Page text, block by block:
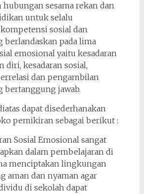
hubungan sesama rekan dan
untuk selalu
sosial dan
berlandaskan pada lima
emosional yaitu kesadaran
diri, kesadaran sosial,
dan pengambilan
bertanggung jawab.
dapat disederhanakan
pemikiran sebagai berikut :
Sosial Emosional sangat
dalam pembelajaran di
menciptakan lingkungan
aman dan nyaman agar
di sekolah dapat